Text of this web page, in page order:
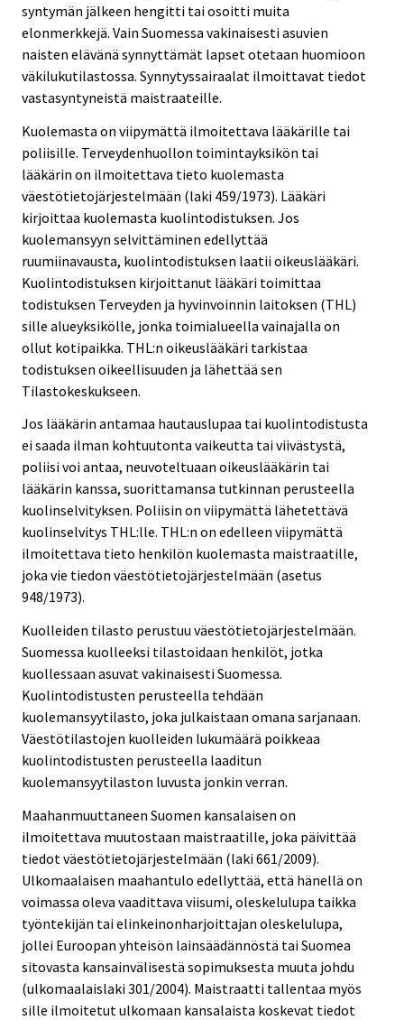
syntymän jälkeen hengitti tai osoitti muita
elonmerkkejä. Vain Suomessa vakinaisesti asuvien
naisten elävänä synnyttämät lapset otetaan huomioon
väkilukutilastossa. Synnytyssairaalat ilmoittavat tiedot
vastasyntyneistä maistraateille.
Kuolemasta on viipymättä ilmoitettava lääkärille tai
poliisille. Terveydenhuollon toimintayksikön tai
lääkärin on ilmoitettava tieto kuolemasta
väestötietojärjestelmään (laki 459/1973). Lääkäri
kirjoittaa kuolemasta kuolintodistuksen. Jos
kuolemansyyn selvittäminen edellyttää
ruumiinavausta, kuolintodistuksen laatii oikeuslääkäri.
Kuolintodistuksen kirjoittanut lääkäri toimittaa
todistuksen Terveyden ja hyvinvoinnin laitoksen (THL)
sille alueyksikölle, jonka toimialueella vainajalla on
ollut kotipaikka. THL:n oikeuslääkäri tarkistaa
todistuksen oikeellisuuden ja lähettää sen
Tilastokeskukseen.
Jos lääkärin antamaa hautauslupaa tai kuolintodistusta
ei saada ilman kohtuutonta vaikeutta tai viivästystä,
poliisi voi antaa, neuvoteltuaan oikeuslääkärin tai
lääkärin kanssa, suorittamansa tutkinnan perusteella
kuolinselvityksen. Poliisin on viipymättä lähetettävä
kuolinselvitys THL:lle. THL:n on edelleen viipymättä
ilmoitettava tieto henkilön kuolemasta maistraatille,
joka vie tiedon väestötietojärjestelmään (asetus
948/1973).
Kuolleiden tilasto perustuu väestötietojärjestelmään.
Suomessa kuolleeksi tilastoidaan henkilöt, jotka
kuollessaan asuvat vakinaisesti Suomessa.
Kuolintodistusten perusteella tehdään
kuolemansyytilasto, joka julkaistaan omana sarjanaan.
Väestötilastojen kuolleiden lukumäärä poikkeaa
kuolintodistusten perusteella laaditun
kuolemansyytilaston luvusta jonkin verran.
Maahanmuuttaneen Suomen kansalaisen on
ilmoitettava muutostaan maistraatille, joka päivittää
tiedot väestötietojärjestelmään (laki 661/2009).
Ulkomaalaisen maahantulo edellyttää, että hänellä on
voimassa oleva vaadittava viisumi, oleskelulupa taikka
työntekijän tai elinkeinonharjoittajan oleskelulupa,
jollei Euroopan yhteisön lainsäädännöstä tai Suomea
sitovasta kansainvälisestä sopimuksesta muuta johdu
(ulkomaalaislaki 301/2004). Maistraatti tallentaa myös
sille ilmoitetut ulkomaan kansalaista koskevat tiedot